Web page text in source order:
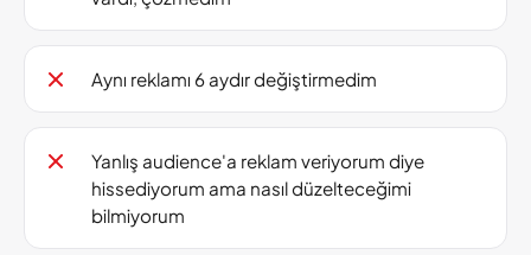
Aynı reklamı 6 aydır değiştirmedim
Yanlış audience'a reklam veriyorum diye
hissediyorum ama nasıl düzelteceğimi
bilmiyorum